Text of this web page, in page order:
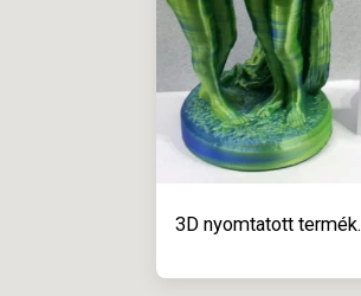
3D nyomtatott termék.